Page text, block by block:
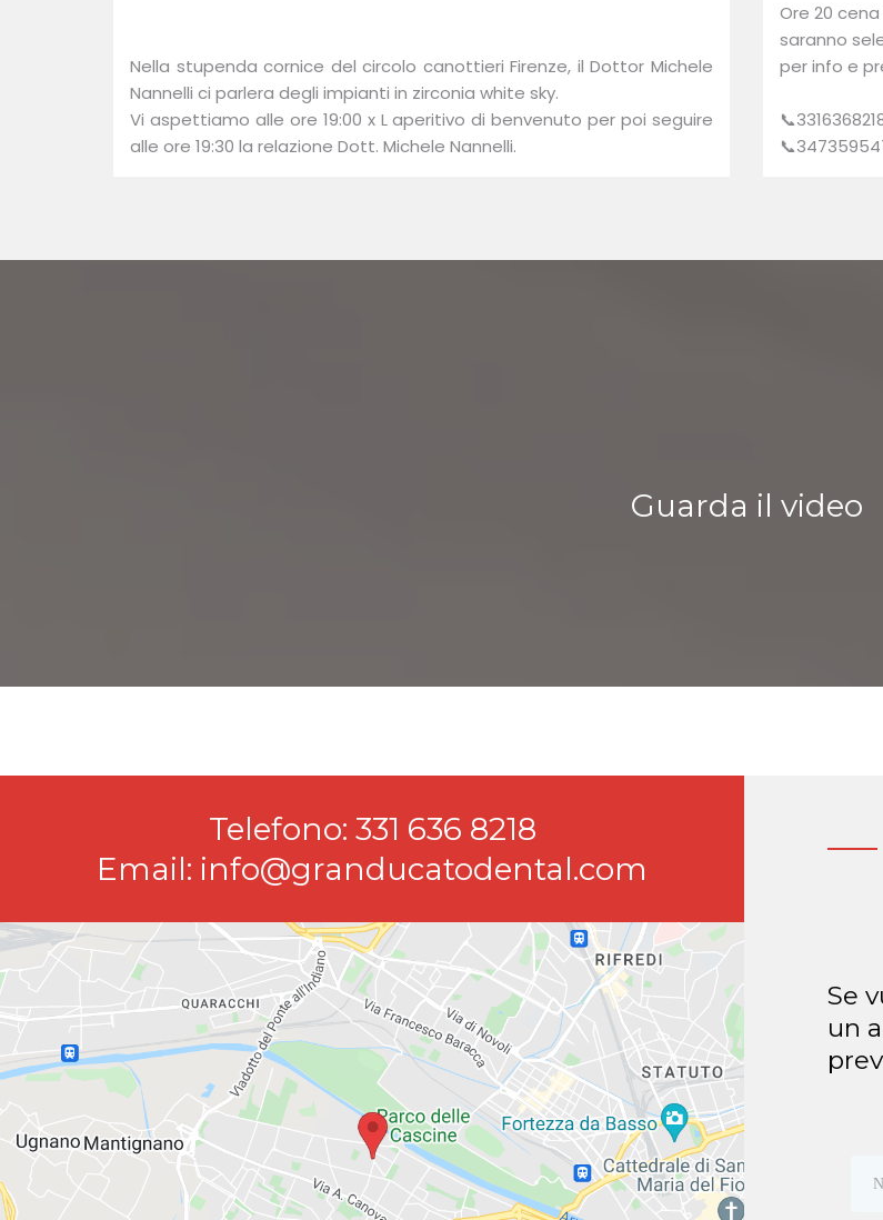
Nella stupenda cornice del circolo canottieri Firenze, il Dottor Michele
Nannelli ci parlera degli impianti in zirconia white sky.
Vi aspettiamo alle ore 19:00 x L aperitivo di benvenuto per poi seguire
alle ore 19:30 la relazione Dott. Michele Nannelli.
Ore 20
saranno
per info e
Guarda il video
Telefono: 331 636 8218
Email: info@granducatodental.com
Se
un